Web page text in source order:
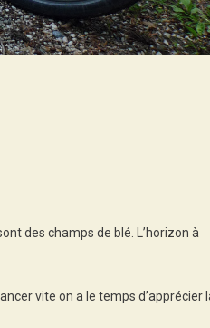
des champs de blé. L’horizon à
vite on a le temps d’apprécier